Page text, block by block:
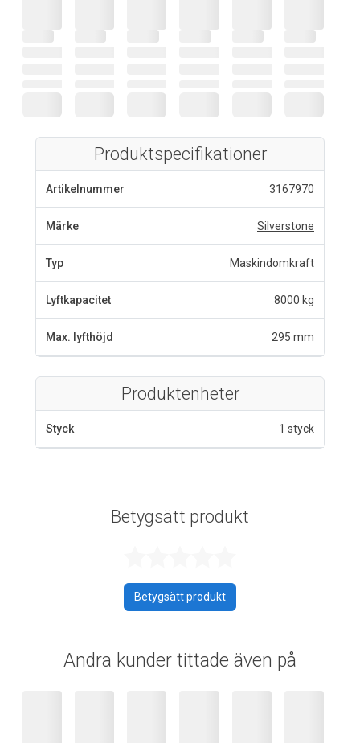
Produktspecifikationer
Artikelnummer 3167970
Märke Silverstone
Typ Maskindomkraft
Lyftkapacitet 8000 kg
Max. lyfthöjd 295 mm
Produktenheter
Styck 1 styck
Betygsätt produkt
Betygsätt produkt
Andra kunder tittade även på